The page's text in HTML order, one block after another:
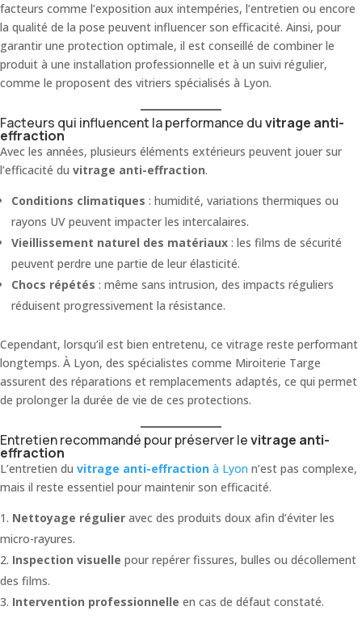
facteurs comme l’exposition aux intempéries, l’entretien ou encore
la qualité de la pose peuvent influencer son efficacité. Ainsi, pour
garantir une protection optimale, il est conseillé de combiner le
produit à une installation professionnelle et à un suivi régulier,
comme le proposent des vitriers spécialisés à Lyon.
Facteurs qui influencent la performance duvitrage anti-
effraction
Avec les années, plusieurs éléments extérieurs peuvent jouer sur
l’efficacité du vitrage anti-effraction.
Conditions climatiques : humidité, variations thermiques ou
rayons UV peuvent impacter les intercalaires.
Vieillissement naturel des matériaux : les films de sécurité
peuvent perdre une partie de leur élasticité.
Chocs répétés : même sans intrusion, des impacts réguliers
réduisent progressivement la résistance.
Cependant, lorsqu’il est bien entretenu, ce vitrage reste performant
longtemps. À Lyon, des spécialistes comme Miroiterie Targe
assurent des réparations et remplacements adaptés, ce qui permet
de prolonger la durée de vie de ces protections.
Entretien recommandé pour préserver levitrage anti-
effraction
L’entretien du vitrage anti-effraction à Lyon n’est pas complexe,
mais il reste essentiel pour maintenir son efficacité.
Nettoyage régulier avec des produits doux afin d’éviter les
micro-rayures.
Inspection visuelle pour repérer fissures, bulles ou décollement
des films.
Intervention professionnelle en cas de défaut constaté.